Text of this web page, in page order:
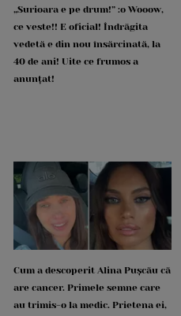
„Surioara e pe drum!” :o Wooow,
ce veste!! E oficial! Îndrăgita
vedetă e din nou însărcinată, la
40 de ani! Uite ce frumos a
anunțat!
Cum a descoperit Alina Pușcău că
are cancer. Primele semne care
au trimis-o la medic. Prietena ei,